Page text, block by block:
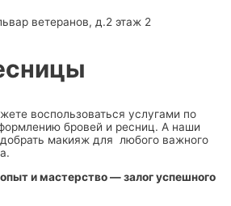
ветеранов, д.2 этаж 2
воспользоваться услугами по
бровей и ресниц. А наши
макияж для любого важного
и мастерство — залог успешного